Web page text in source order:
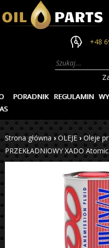
+48
PORADNIK REGULAMIN
Strona główna › OLEJE › Oleje
PRZEKŁADNIOWY XADO